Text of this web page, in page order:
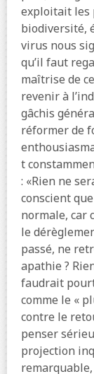
exploitait les
biodiversité,
virus nous
qu’il faut
maîtrise de
revenir à
gâchis
réformer de
t
: «Rien ne
conscient
normale, car
le
passé, ne
apathie ?
faudrait
comme le «
contre le
penser
projection